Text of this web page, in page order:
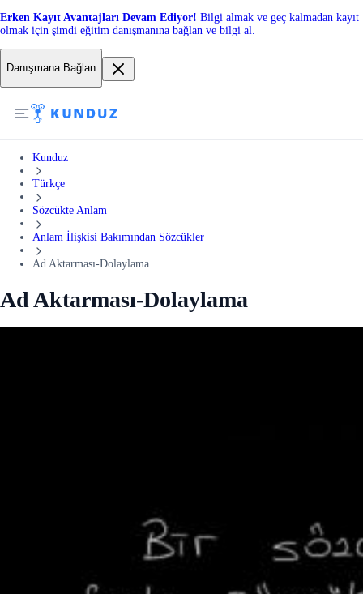
Erken Kayıt Avantajları Devam Ediyor! Bilgi almak ve geç kalmadan kayıt
olmak için şimdi eğitim danışmanına bağlan ve bilgi al.
Danışmana Bağlan
Kunduz
Türkçe
Sözcükte Anlam
Anlam İlişkisi Bakımından Sözcükler
Ad Aktarması-Dolaylama
Ad Aktarması-Dolaylama